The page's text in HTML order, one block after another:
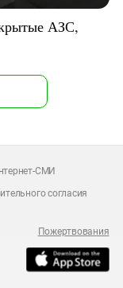
АЗС,
СМИ
согласия
Пожертвования